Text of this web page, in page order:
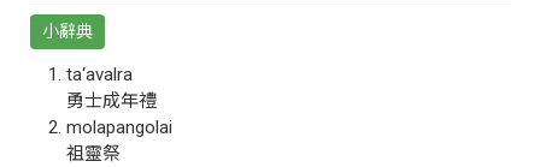
小辭典
ta‘avalra
勇士成年禮
molapangolai
祖靈祭